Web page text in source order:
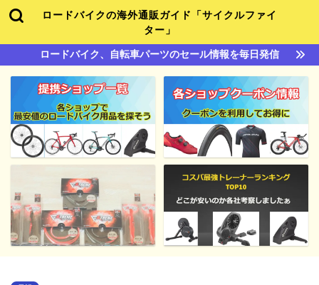
ロードバイクの海外通販ガイド「サイクルファイ
ター」
ロードバイク、自転車パーツのセール情報を毎日発信